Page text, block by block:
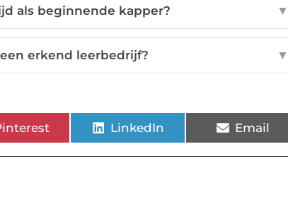
als beginnende kapper? ▼
erkend leerbedrijf? ▼
LinkedIn Email